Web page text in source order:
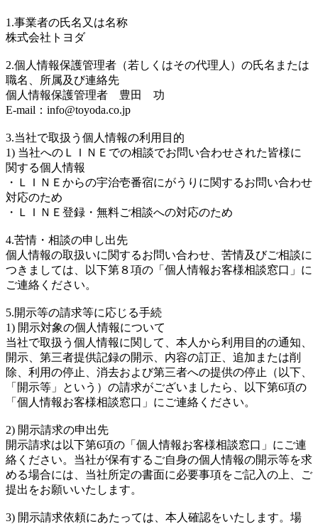
1.事業者の氏名又は名称
株式会社トヨダ
2.個人情報保護管理者（若しくはその代理人）の氏名または
職名、所属及び連絡先
個人情報保護管理者 豊田 功
E-mail：info@toyoda.co.jp
3.当社で取扱う個人情報の利用目的
1) 当社へのＬＩＮＥでの相談でお問い合わせされた皆様に
関する個人情報
・ＬＩＮＥからの宇治壱番宿にがうりに関するお問い合わせ
対応のため
・ＬＩＮＥ登録・無料ご相談への対応のため
4.苦情・相談の申し出先
個人情報の取扱いに関するお問い合わせ、苦情及びご相談に
つきましては、以下第８項の「個人情報お客様相談窓口」に
ご連絡ください。
5.開示等の請求等に応じる手続
1) 開示対象の個人情報について
当社で取扱う個人情報に関して、本人から利用目的の通知、
開示、第三者提供記録の開示、内容の訂正、追加または削
除、利用の停止、消去および第三者への提供の停止（以下、
「開示等」という）の請求がございましたら、以下第6項の
「個人情報お客様相談窓口」にご連絡ください。
2) 開示請求の申出先
開示請求は以下第6項の「個人情報お客様相談窓口」にご連
絡ください。当社が保有するご自身の個人情報の開示等を求
める場合には、当社所定の書面に必要事項をご記入の上、ご
提出をお願いいたします。
3) 開示請求依頼にあたっては、本人確認をいたします。場